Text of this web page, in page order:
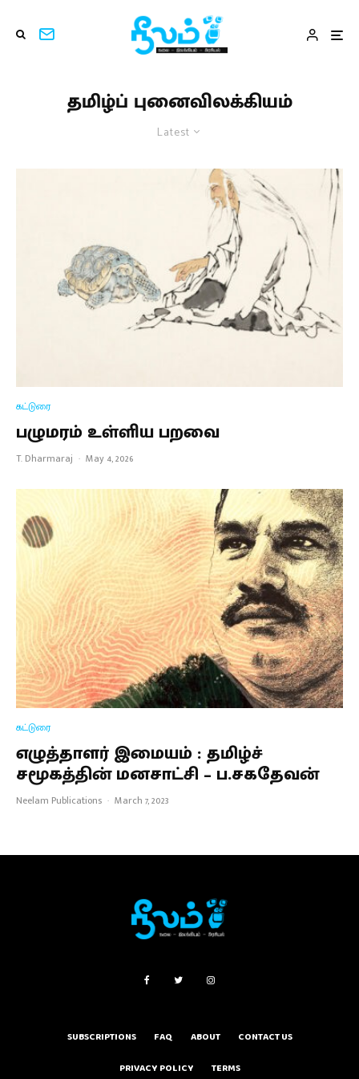
தமிழ்ப் புனைவிலக்கியம்
Latest
கட்டுரை
பழுமரம் உள்ளிய பறவை
T. Dharmaraj · May 4, 2026
கட்டுரை
எழுத்தாளர் இமையம் : தமிழ்ச்
சமூகத்தின் மனசாட்சி – ப.சகதேவன்
Neelam Publications · March 7, 2023
SUBSCRIPTIONS FAQ ABOUT CONTACT US
PRIVACY POLICY TERMS